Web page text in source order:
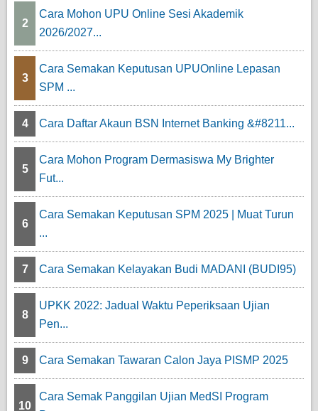
2
Cara Mohon UPU Online Sesi Akademik
2026/2027...
3
Cara Semakan Keputusan UPUOnline Lepasan
SPM ...
4 Cara Daftar Akaun BSN Internet Banking &#8211...
5
Cara Mohon Program Dermasiswa My Brighter
Fut...
6
Cara Semakan Keputusan SPM 2025 | Muat Turun
...
7 Cara Semakan Kelayakan Budi MADANI (BUDI95)
8
UPKK 2022: Jadual Waktu Peperiksaan Ujian
Pen...
9 Cara Semakan Tawaran Calon Jaya PISMP 2025
10
Cara Semak Panggilan Ujian MedSI Program